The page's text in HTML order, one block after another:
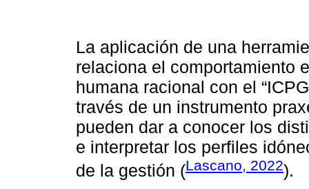
La aplicación de una
relaciona el comportamiento
humana racional con el
través de un instrumento
pueden dar a conocer los
e interpretar los perfiles
de la gestión (Lascano, 2022).